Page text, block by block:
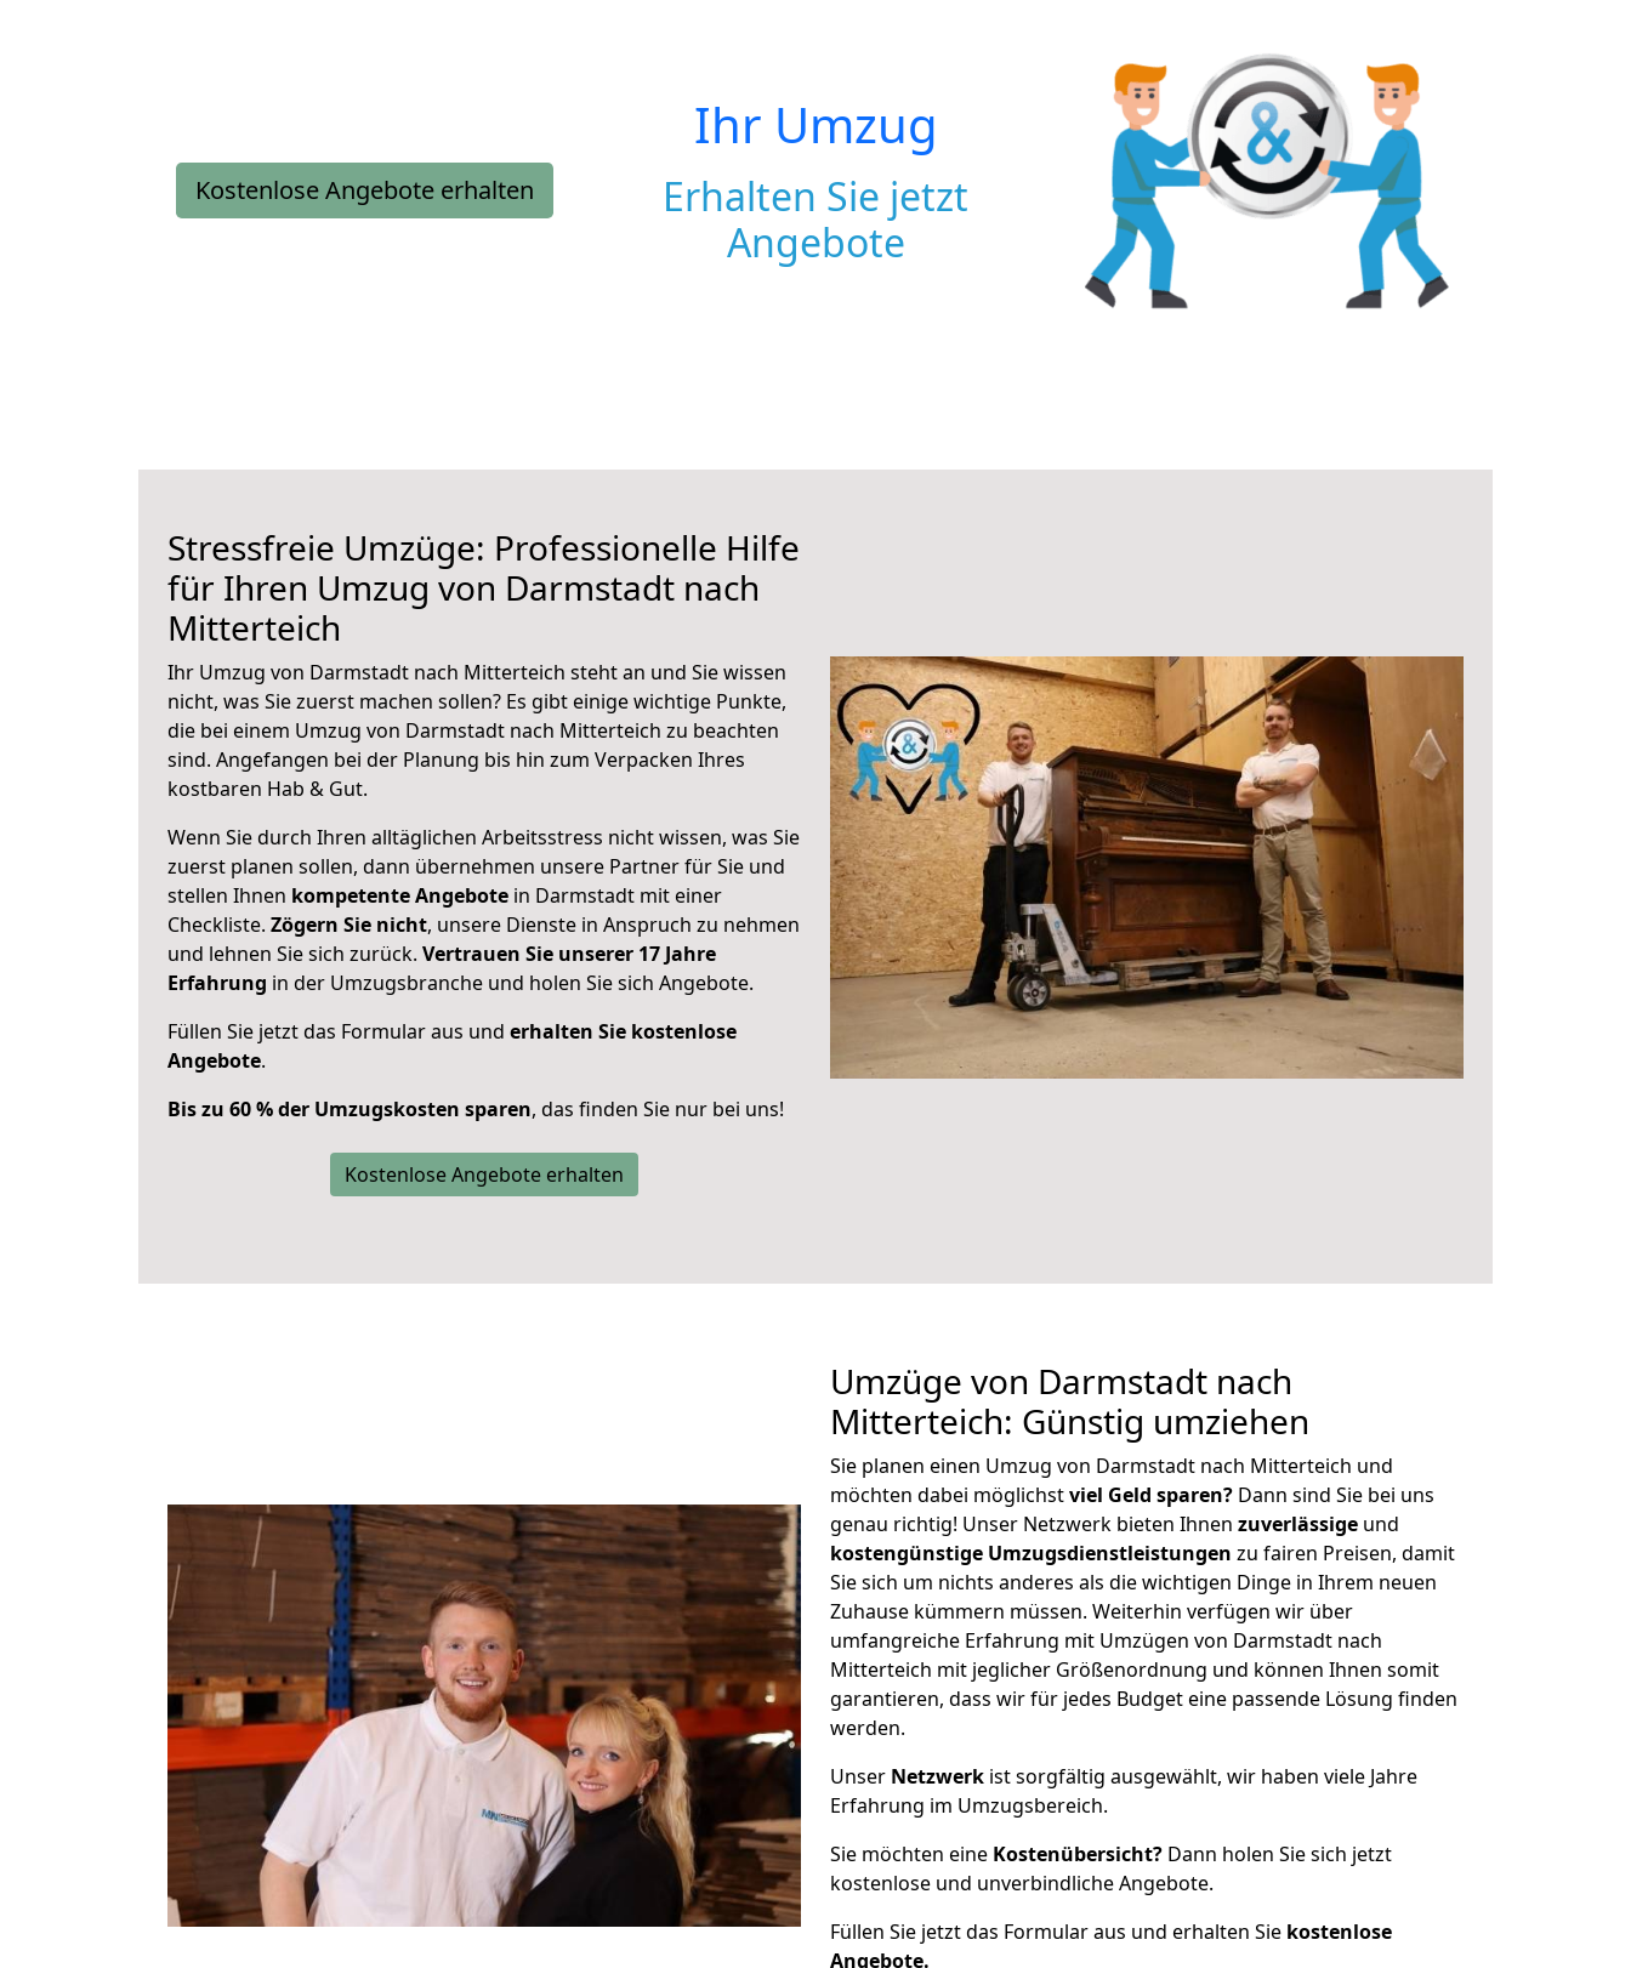
Kostenlose Angebote erhalten
Ihr Umzug
Erhalten Sie jetzt
Angebote
Stressfreie Umzüge: Professionelle Hilfe
für Ihren Umzug von Darmstadt nach
Mitterteich
Ihr Umzug von Darmstadt nach Mitterteich steht an und Sie wissen
nicht, was Sie zuerst machen sollen? Es gibt einige wichtige Punkte,
die bei einem Umzug von Darmstadt nach Mitterteich zu beachten
sind. Angefangen bei der Planung bis hin zum Verpacken Ihres
kostbaren Hab & Gut.
Wenn Sie durch Ihren alltäglichen Arbeitsstress nicht wissen, was Sie
zuerst planen sollen, dann übernehmen unsere Partner für Sie und
stellen Ihnen kompetente Angebote in Darmstadt mit einer
Checkliste. Zögern Sie nicht, unsere Dienste in Anspruch zu nehmen
und lehnen Sie sich zurück. Vertrauen Sie unserer 17 Jahre
Erfahrung in der Umzugsbranche und holen Sie sich Angebote.
Füllen Sie jetzt das Formular aus und erhalten Sie kostenlose
Angebote.
Bis zu 60 % der Umzugskosten sparen, das finden Sie nur bei uns!
Kostenlose Angebote erhalten
Umzüge von Darmstadt nach
Mitterteich: Günstig umziehen
Sie planen einen Umzug von Darmstadt nach Mitterteich und
möchten dabei möglichstviel Geld sparen? Dann sind Sie bei uns
genau richtig! Unser Netzwerk bieten Ihnen zuverlässige und
kostengünstige Umzugsdienstleistungen zu fairen Preisen, damit
Sie sich um nichts anderes als die wichtigen Dinge in Ihrem neuen
Zuhause kümmern müssen. Weiterhin verfügen wir über
umfangreiche Erfahrung mit Umzügen von Darmstadt nach
Mitterteich mit jeglicher Größenordnung und können Ihnen somit
garantieren, dass wir für jedes Budget eine passende Lösung finden
werden.
Unser Netzwerk ist sorgfältig ausgewählt, wir haben viele Jahre
Erfahrung im Umzugsbereich.
Sie möchten eine Kostenübersicht? Dann holen Sie sich jetzt
kostenlose und unverbindliche Angebote.
Füllen Sie jetzt das Formular aus und erhalten Sie kostenlose
Angebote.